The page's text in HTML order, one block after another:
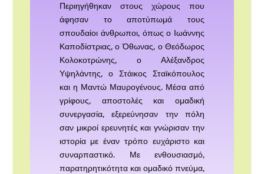
Περιηγήθηκαν στους χώρους που
άφησαν το αποτύπωμά τους
σπουδαίοι άνθρωποι, όπως ο Ιωάννης
Καποδίστριας, ο Όθωνας, ο Θεόδωρος
Κολοκοτρώνης, ο Αλέξανδρος
Υψηλάντης, ο Στάικος Σταϊκόπουλος
και η Μαντώ Μαυρογένους. Μέσα από
γρίφους, αποστολές και ομαδική
συνεργασία, εξερεύνησαν την πόλη
σαν μικροί ερευνητές και γνώρισαν την
ιστορία με έναν τρόπο ευχάριστο και
συναρπαστικό. Με ενθουσιασμό,
παρατηρητικότητα και ομαδικό πνεύμα,